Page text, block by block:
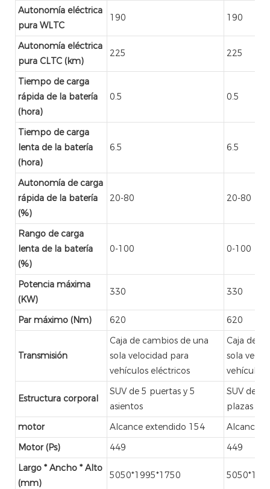
Autonomía eléctrica
pura WLTC
190 190
Autonomía eléctrica
pura CLTC (km)
225 225
Tiempo de carga
rápida de la batería
(hora)
0.5 0.5
Tiempo de carga
lenta de la batería
(hora)
6.5 6.5
Autonomía de carga
rápida de la batería
(%)
20-80 20-80
Rango de carga
lenta de la batería
(%)
0-100 0-100
Potencia máxima
(KW)
330 330
Par máximo (Nm) 620 620
Transmisión
Caja de cambios de una
sola velocidad para
vehículos eléctricos
Caja de
sola
vehículos
Estructura corporal
SUV de 5 puertas y 5
asientos
SUV de 5
plazas
motor
Alcance extendido 154
Alcance
Motor (Ps)
449
449
Largo * Ancho * Alto
(mm)
5050*1995*1750